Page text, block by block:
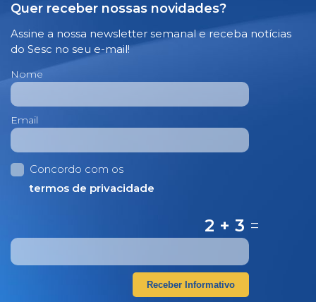
Quer receber nossas novidades?
Assine a nossa newsletter semanal e receba notícias
do Sesc no seu e-mail!
Nome
Email
Concordo com os
termos de privacidade
2 + 3 =
Receber Informativo